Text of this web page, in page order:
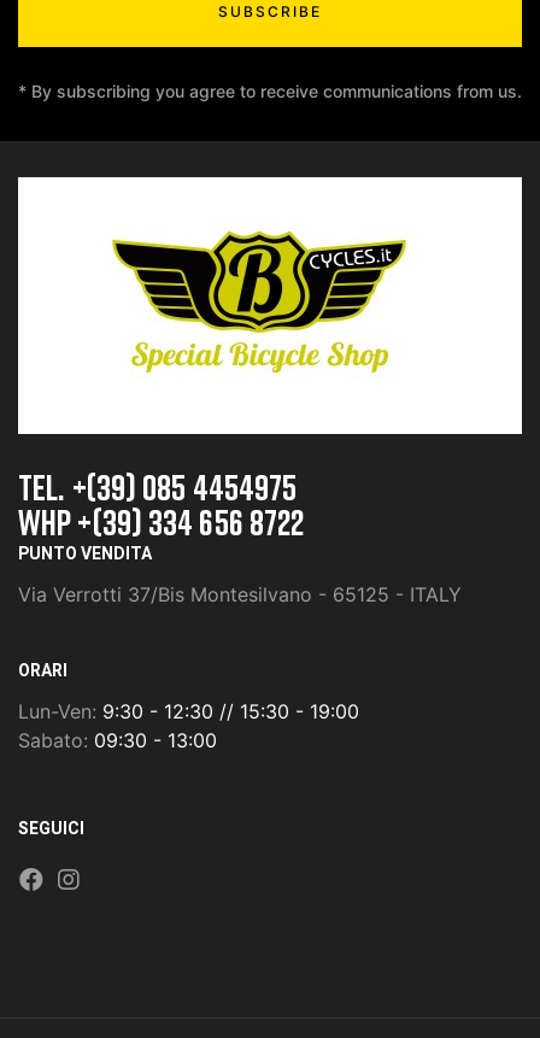
SUBSCRIBE
* By subscribing you agree to receive communications from us.
TEL. +(39) 085 4454975
whp +(39) 334 656 8722
PUNTO VENDITA
Via Verrotti 37/Bis Montesilvano - 65125 - ITALY
ORARI
Lun-Ven: 9:30 - 12:30 // 15:30 - 19:00
Sabato: 09:30 - 13:00
SEGUICI